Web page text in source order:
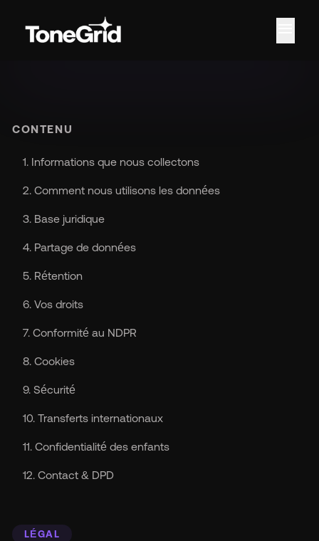
CONTENU
1. Informations que nous collectons
2. Comment nous utilisons les données
3. Base juridique
4. Partage de données
5. Rétention
6. Vos droits
7. Conformité au NDPR
8. Cookies
9. Sécurité
10. Transferts internationaux
11. Confidentialité des enfants
12. Contact & DPD
LÉGAL